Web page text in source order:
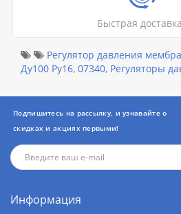
Быстрая доставка
Регулятор давления
Ду100 Ру16, 07340, Регуляторы
Подпишитесь на рассылку, и узнавайте о
скидках и акциях первыми!
Информация